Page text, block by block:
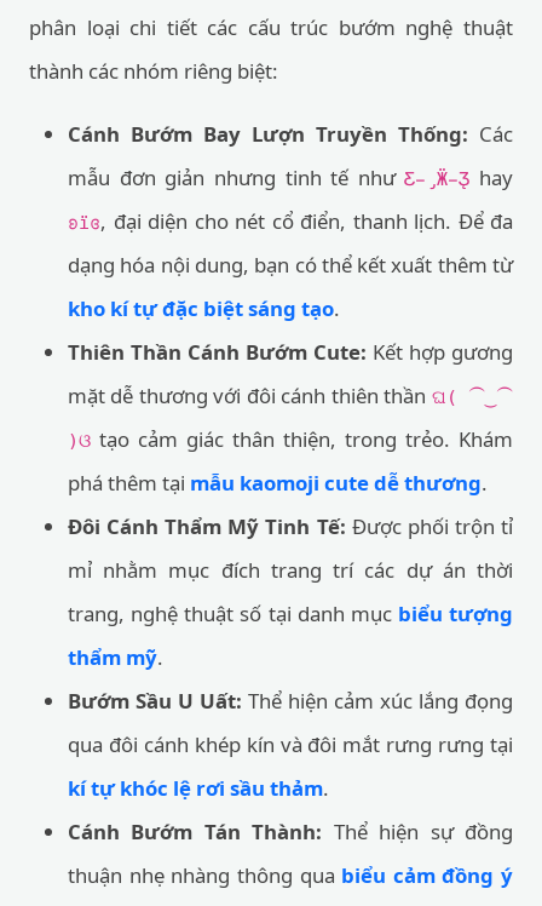
phân loại chi tiết các cấu trúc bướm nghệ thuật
thành các nhóm riêng biệt:
Cánh Bướm Bay Lượn Truyền Thống: Các
mẫu đơn giản nhưng tinh tế nhưƸ̵̡Ӝ̵̨̄Ʒ hay
ʚïɞ, đại diện cho nét cổ điển, thanh lịch. Để đa
dạng hóa nội dung, bạn có thể kết xuất thêm từ
kho kí tự đặc biệt sáng tạo.
Thiên Thần Cánh Bướm Cute: Kết hợp gương
mặt dễ thương với đôi cánh thiên thần ଘ( ⁀‿⁀
)ଓ tạo cảm giác thân thiện, trong trẻo. Khám
phá thêm tại mẫu kaomoji cute dễ thương.
Đôi Cánh Thẩm Mỹ Tinh Tế: Được phối trộn tỉ
mỉ nhằm mục đích trang trí các dự án thời
trang, nghệ thuật số tại danh mục biểu tượng
thẩm mỹ.
Bướm Sầu U Uất: Thể hiện cảm xúc lắng đọng
qua đôi cánh khép kín và đôi mắt rưng rưng tại
kí tự khóc lệ rơi sầu thảm.
Cánh Bướm Tán Thành: Thể hiện sự đồng
thuận nhẹ nhàng thông qua biểu cảm đồng ý